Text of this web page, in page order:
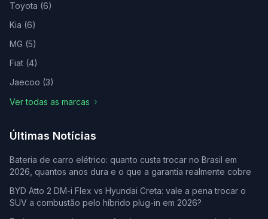
Toyota (6)
Kia (6)
MG (5)
Fiat (4)
Jaecoo (3)
Ver todas as marcas
Últimas Notícias
Bateria de carro elétrico: quanto custa trocar no Brasil em
2026, quantos anos dura e o que a garantia realmente cobre
BYD Atto 2 DM-i Flex vs Hyundai Creta: vale a pena trocar o
SUV a combustão pelo híbrido plug-in em 2026?